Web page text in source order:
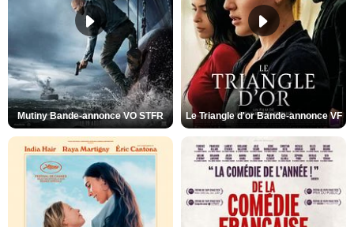
Mutiny Bande-annonce VO STFR Le Triangle d'or Bande-annonce VF